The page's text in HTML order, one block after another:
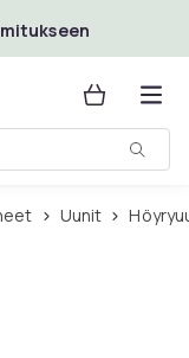
Uunit